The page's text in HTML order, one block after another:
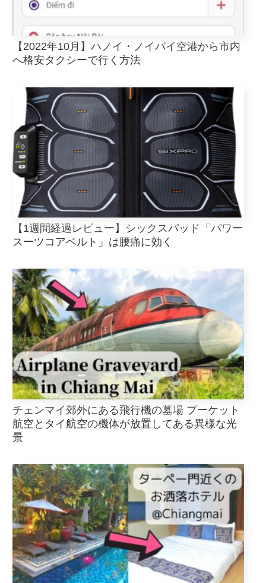
【2022年10月】ハノイ・ノイバイ空港から市内
へ格安タクシーで行く方法
【1週間経過レビュー】シックスパッド「パワー
スーツコアベルト」は腰痛に効く
チェンマイ郊外にある飛行機の墓場 プーケット
航空とタイ航空の機体が放置してある異様な光
景